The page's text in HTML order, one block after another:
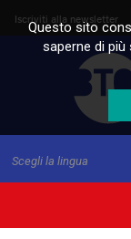
Skip to content
Iscriviti alla newsletter
Scegli la lingua
Questo sito
saperne di